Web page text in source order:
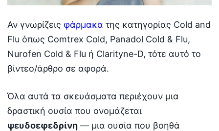
Αν γνωρίζεις φάρμακα της κατηγορίας Cold and
Flu όπως Comtrex Cold, Panadol Cold & Flu,
Nurofen Cold & Flu ή Clarityne-D, τότε αυτό το
βίντεο/άρθρο σε αφορά.
Όλα αυτά τα σκευάσματα περιέχουν μια
δραστική ουσία που ονομάζεται
ψευδοεφεδρίνη — μια ουσία που βοηθά